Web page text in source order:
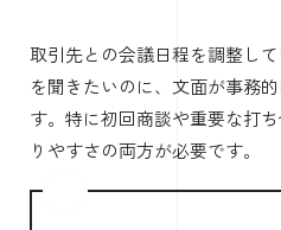
取引先との会議日程を調整し
を聞きたいのに、文面が事務
す。特に初回商談や重要な打
りやすさの両方が必要です。